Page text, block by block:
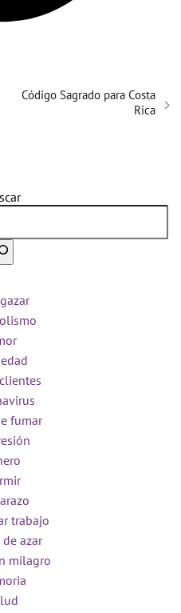
Código Sagrado para Costa
Rica
fumar
trabajo
de azar
milagro